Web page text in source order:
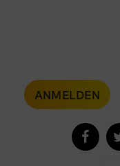
ANMELDEN